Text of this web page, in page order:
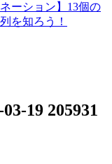
ーション】13個の
を知ろう！
19 205931